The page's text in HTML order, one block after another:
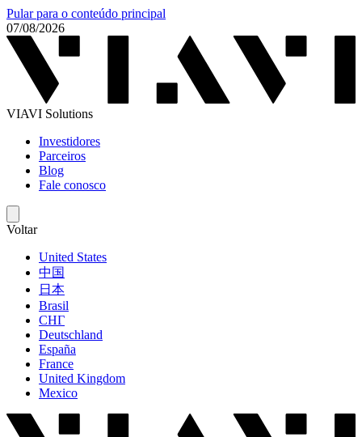
Pular para o conteúdo principal
07/08/2026
VIAVI Solutions
Investidores
Parceiros
Blog
Fale conosco
Voltar
United States
中国
日本
Brasil
СНГ
Deutschland
España
France
United Kingdom
Mexico